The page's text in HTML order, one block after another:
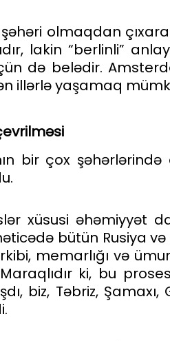
olmaqdan
lakin “berlinli”
də belədir.
illərlə yaşamaq
bir çox
xüsusi əhəmiyyət
bütün Rusiya
memarlığı və
ki, bu
biz, Təbriz,